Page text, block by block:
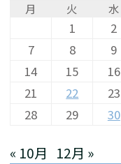
月 火 水
1 2
7
8 9
14
15 16
21
22 23
28
29 30
« 10月 12月 »